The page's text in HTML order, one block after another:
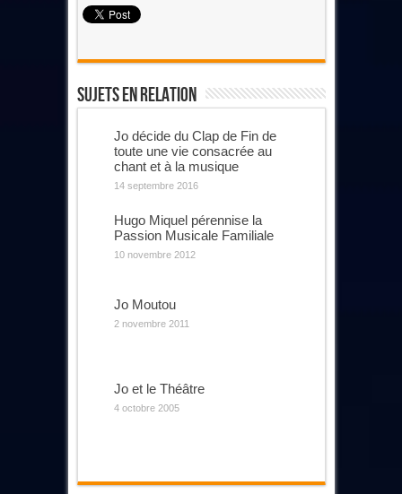
Sujets En Relation
Jo décide du Clap de Fin de
toute une vie consacrée au
chant et à la musique
14 septembre 2016
Hugo Miquel pérennise la
Passion Musicale Familiale
10 novembre 2012
Jo Moutou
2 novembre 2011
Jo et le Théâtre
4 octobre 2005